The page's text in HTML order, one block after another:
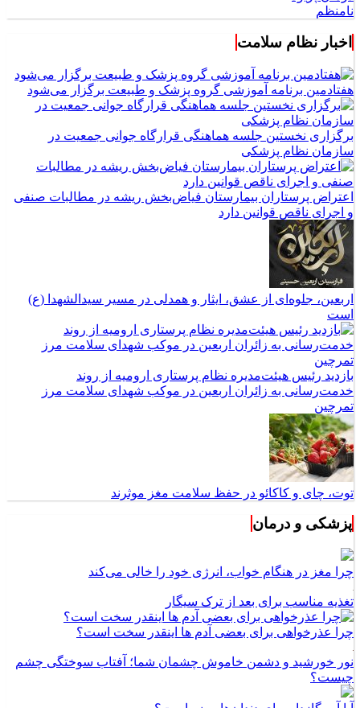
هفتادمین برنامه آموزشی گروه پزشک و طبیعت برگزار می‌شود
برگزاری نخستین جلسه هماهنگی قرارگاه جوانی جمعیت در
سازمان نظام پزشکی
اعتراض پرستاران بیمارستان فیاض‌بخش ریشه در مطالبات صنفی
و اجرای ناقص قوانین دارد
اربعین، جلوه‌ای از عشق، ایثار و همدلی در مسیر سیدالشهدا (ع)
است
بازدید رئیس هیئت‌مدیره نظام پرستاری ارومیه از روند
خدمت‌رسانی به زائران اربعین در موکب شهدای سلامت مرز
تمرچین
چرا مغز در هنگام خواب، انرژی خود را خالی می‌کند
تغذیه مناسب برای بعد از ترک سیگار
چرا عذرخواهی برای بعضی آدم ها اینقدر سخت است؟
نور خورشید و دشمن خاموش چشمان شما؛ آفتاب سوختگی چشم
چیست؟